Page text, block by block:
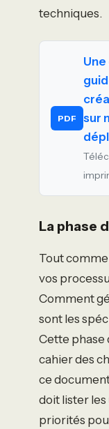
techniques.
PDF
sur
La phase
Tout
vos
Comment
sont les
Cette phase
cahier des
ce
doit lister les
priorités